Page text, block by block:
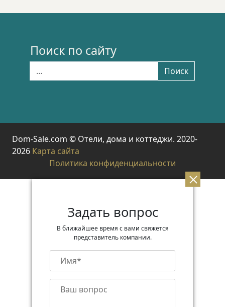
Поиск по сайту
Поиск
Dom-Sale.com © Отели, дома и коттеджи. 2020-
2026 Карта сайта
Политика конфиденциальности
Задать вопрос
В ближайшее время с вами свяжется
представитель компании.